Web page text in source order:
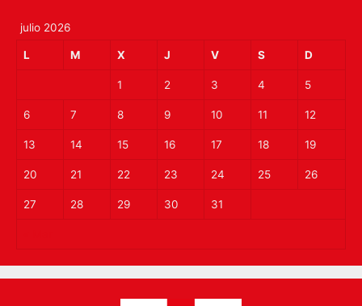
julio 2026
L M X J V S D
1 2 3 4 5
6 7 8 9 10 11 12
13 14 15 16 17 18 19
20 21 22 23 24 25 26
27 28 29 30 31